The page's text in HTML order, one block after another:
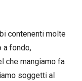
contenenti molte
a fondo,
che mangiamo fa
soggetti al